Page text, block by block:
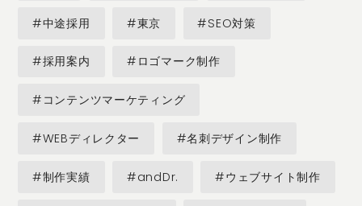
#中途採用 #東京 #SEO対策
#採用案内 #ロゴマーク制作
#コンテンツマーケティング
#WEBディレクター #名刺デザイン制作
#制作実績 #andDr. #ウェブサイト制作